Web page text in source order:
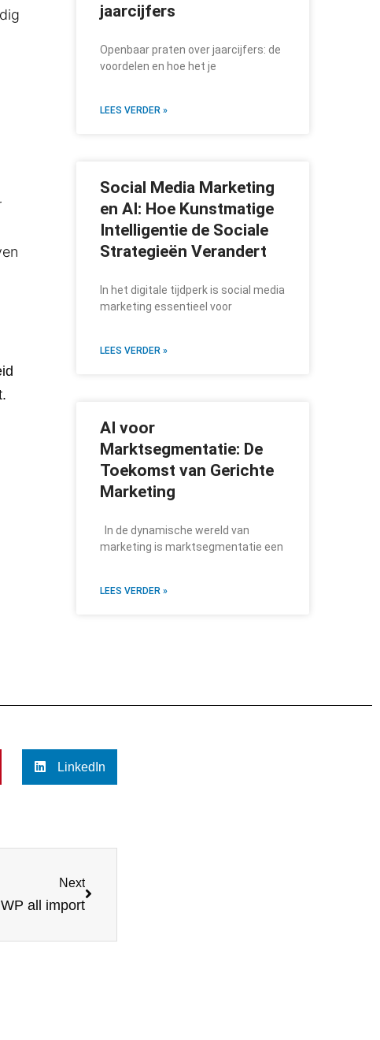
jaarcijfers
Openbaar praten over jaarcijfers: de
voordelen en hoe het je
LEES VERDER »
Social Media Marketing
en AI: Hoe Kunstmatige
Intelligentie de Sociale
Strategieën Verandert
In het digitale tijdperk is social media
marketing essentieel voor
LEES VERDER »
AI voor
Marktsegmentatie: De
Toekomst van Gerichte
Marketing
In de dynamische wereld van
marketing is marktsegmentatie een
LEES VERDER »
LinkedIn
Next
all import